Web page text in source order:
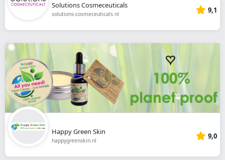
Solutions Cosmeceuticals
solutions-cosmeceuticals.nl 9,1
Happy Green Skin
happygreenskin.nl 9,0